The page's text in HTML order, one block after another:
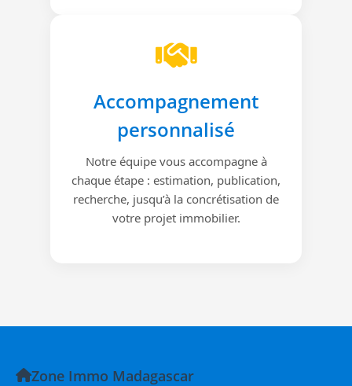
Accompagnement
personnalisé
Notre équipe vous accompagne à
chaque étape : estimation, publication,
recherche, jusqu’à la concrétisation de
votre projet immobilier.
Zone Immo Madagascar